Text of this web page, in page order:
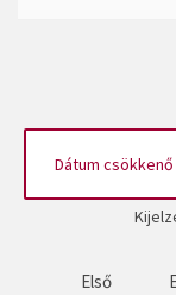
Első